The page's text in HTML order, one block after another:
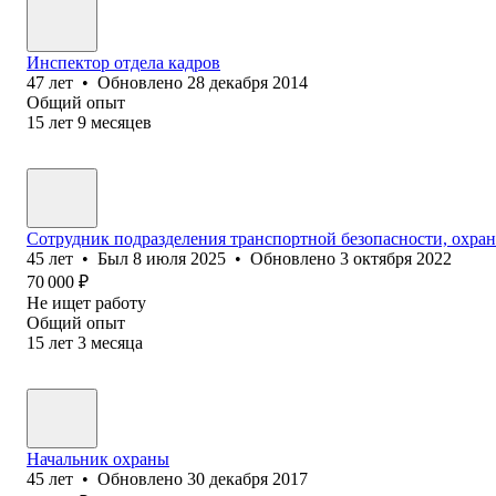
Инспектор отдела кадров
47 лет • Обновлено 28 декабря 2014
Общий опыт
15 лет 9 месяцев
Сотрудник подразделения транспортной безопасности,
45 лет • Был 8 июля 2025 • Обновлено 3 октября 2022
70 000 ₽
Не ищет работу
Общий опыт
15 лет 3 месяца
Начальник охраны
45 лет • Обновлено 30 декабря 2017